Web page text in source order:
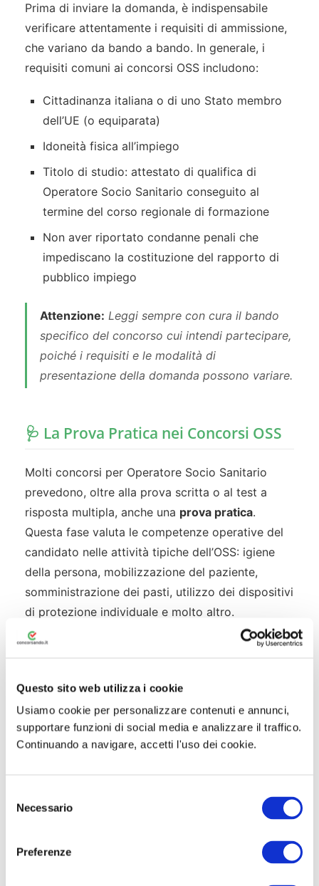
Questo sito web utilizza i cookie
Usiamo cookie per personalizzare contenuti e annunci,
supportare funzioni di social media e analizzare il traffico.
Continuando a navigare, accetti l'uso dei cookie.
Necessario
Preferenze
Prima di inviare la domanda, è indispensabile
verificare attentamente i requisiti di ammissione,
che variano da bando a bando. In generale, i
requisiti comuni ai concorsi OSS includono:
Cittadinanza italiana o di uno Stato membro
dell’UE (o equiparata)
Idoneità fisica all’impiego
Titolo di studio: attestato di qualifica di
Operatore Socio Sanitario conseguito al
termine del corso regionale di formazione
Non aver riportato condanne penali che
impediscano la costituzione del rapporto di
pubblico impiego
Attenzione: Leggi sempre con cura il bando
specifico del concorso cui intendi partecipare,
poiché i requisiti e le modalità di
presentazione della domanda possono variare.
🩺 La Prova Pratica nei Concorsi OSS
Molti concorsi per Operatore Socio Sanitario
prevedono, oltre alla prova scritta o al test a
risposta multipla, anche una prova pratica.
Questa fase valuta le competenze operative del
candidato nelle attività tipiche dell’OSS: igiene
della persona, mobilizzazione del paziente,
somministrazione dei pasti, utilizzo dei dispositivi
di protezione individuale e molto altro.
Prepararsi adeguatamente alla prova pratica è
trovare una guida completa su come affrontare
questa fase nella nostra risorsa dedicata:
Come superare la prova pratica OSS →
Strumenti Concorsando.it per prepararti al